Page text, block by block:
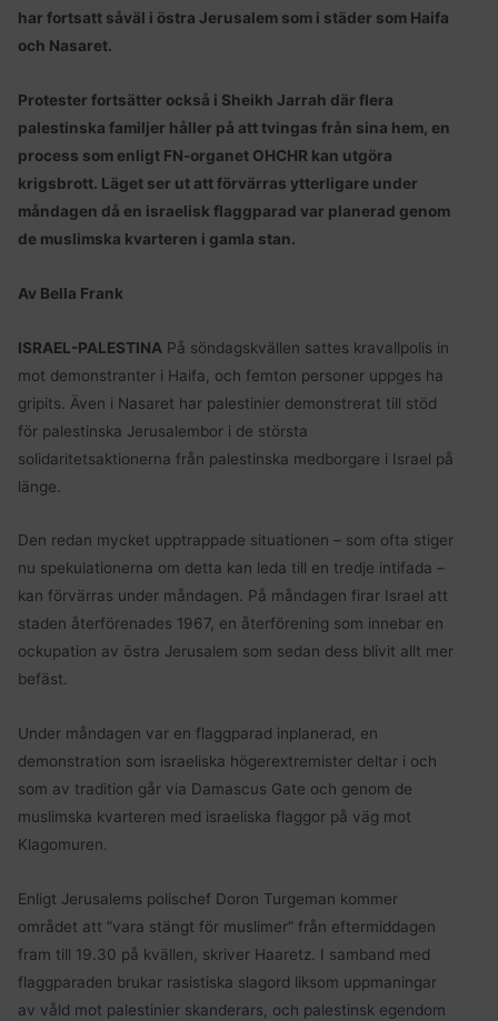
har fortsatt såväl i östra Jerusalem som i städer som Haifa
och Nasaret.
Protester fortsätter också i Sheikh Jarrah där flera
palestinska familjer håller på att tvingas från sina hem, en
process som enligt FN-organet OHCHR kan utgöra
krigsbrott. Läget ser ut att förvärras ytterligare under
måndagen då en israelisk flaggparad var planerad genom
de muslimska kvarteren i gamla stan.
Av Bella Frank
ISRAEL-PALESTINA På söndagskvällen sattes kravallpolis in
mot demonstranter i Haifa, och femton personer uppges ha
gripits. Även i Nasaret har palestinier demonstrerat till stöd
för palestinska Jerusalembor i de största
solidaritetsaktionerna från palestinska medborgare i Israel på
länge.
Den redan mycket upptrappade situationen – som ofta stiger
nu spekulationerna om detta kan leda till en tredje intifada –
kan förvärras under måndagen. På måndagen firar Israel att
staden återförenades 1967, en återförening som innebar en
ockupation av östra Jerusalem som sedan dess blivit allt mer
befäst.
Under måndagen var en flaggparad inplanerad, en
demonstration som israeliska högerextremister deltar i och
som av tradition går via Damascus Gate och genom de
muslimska kvarteren med israeliska flaggor på väg mot
Klagomuren.
Enligt Jerusalems polischef Doron Turgeman kommer
området att ”vara stängt för muslimer” från eftermiddagen
fram till 19.30 på kvällen, skriver Haaretz. I samband med
flaggparaden brukar rasistiska slagord liksom uppmaningar
av våld mot palestinier skanderars, och palestinsk egendom